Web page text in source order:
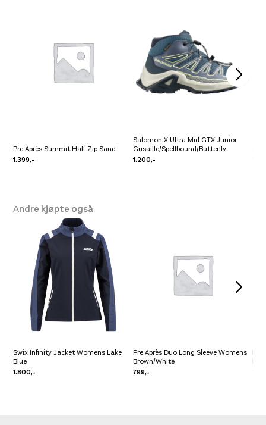
Pre Après Summit Half Zip Sand
1.399,-
Salomon X Ultra Mid GTX Junior
Grisaille/Spellbound/Butterfly
1.200,-
Andre kjøpte også
Swix Infinity Jacket Womens Lake
Blue
1.800,-
Pre Après Duo Long Sleeve Womens
Brown/White
799,-